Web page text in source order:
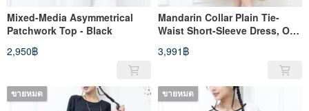
Mixed-Media Asymmetrical
Patchwork Top - Black
2,950฿
Mandarin Collar Plain Tie-
Waist Short-Sleeve Dress, Off-
3,991฿
ขายหมด ขายหมด